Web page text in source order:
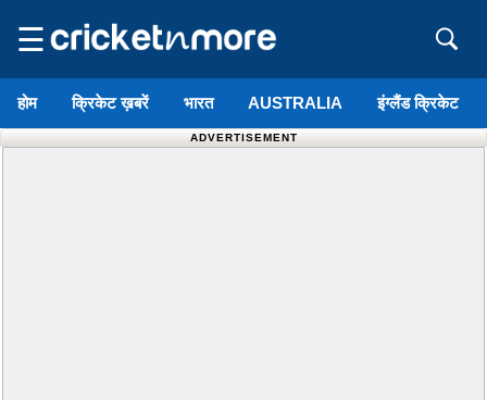
☰
होम क्रिकेट ख़बरें भारत AUSTRALIA इंग्लैंड क्रिकेट
ADVERTISEMENT